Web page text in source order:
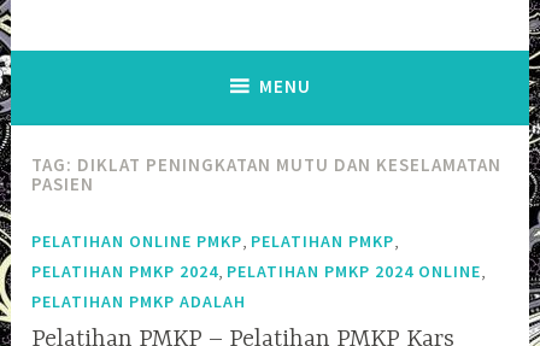
MENU
TAG: DIKLAT PENINGKATAN MUTU DAN KESELAMATAN
PASIEN
PELATIHAN ONLINE PMKP PELATIHAN PMKP
PELATIHAN PMKP 2024 PELATIHAN PMKP 2024 ONLINE
PELATIHAN PMKP ADALAH
Pelatihan PMKP – Pelatihan PMKP Kars